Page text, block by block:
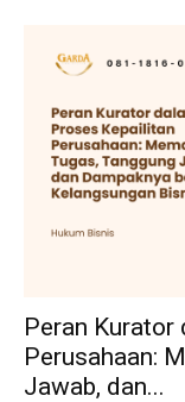
Peran
Perusahaan:
Jawab, dan...